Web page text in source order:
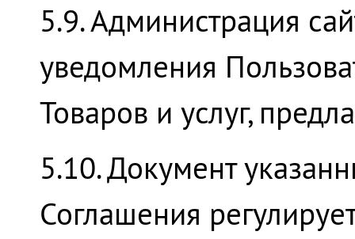
5.9. Администрация
уведомления
Товаров и услуг,
5.10. Документ
Соглашения